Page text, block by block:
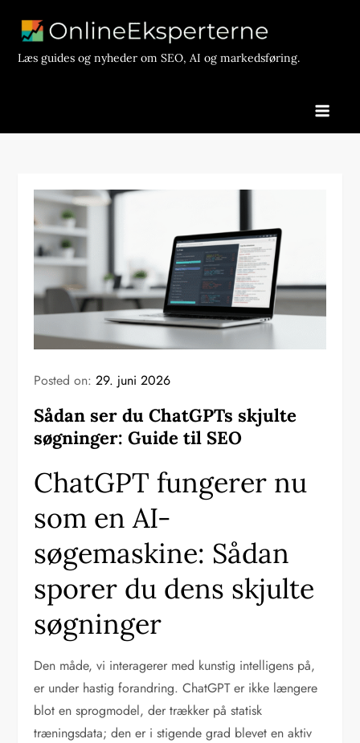
contentLæs guides og nyheder om SEO, AI og markedsføring.
Posted on:29. juni 2026
Sådan ser du ChatGPTs skjulte
søgninger: Guide til SEO
ChatGPT fungerer nu
som en AI-
søgemaskine: Sådan
sporer du dens skjulte
søgninger
Den måde, vi interagerer med kunstig intelligens på,
er under hastig forandring. ChatGPT er ikke længere
blot en sprogmodel, der trækker på statisk
træningsdata; den er i stigende grad blevet en aktiv